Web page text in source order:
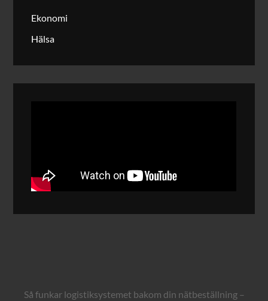
Ekonomi
Hälsa
Så funkar logistiksystemet bakom din nätbeställning –